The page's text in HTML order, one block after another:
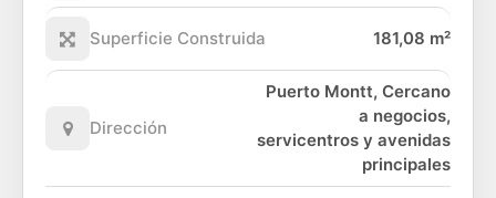
Superficie Construida 181,08 m²
Dirección
Puerto Montt, Cercano
a negocios,
servicentros y avenidas
principales